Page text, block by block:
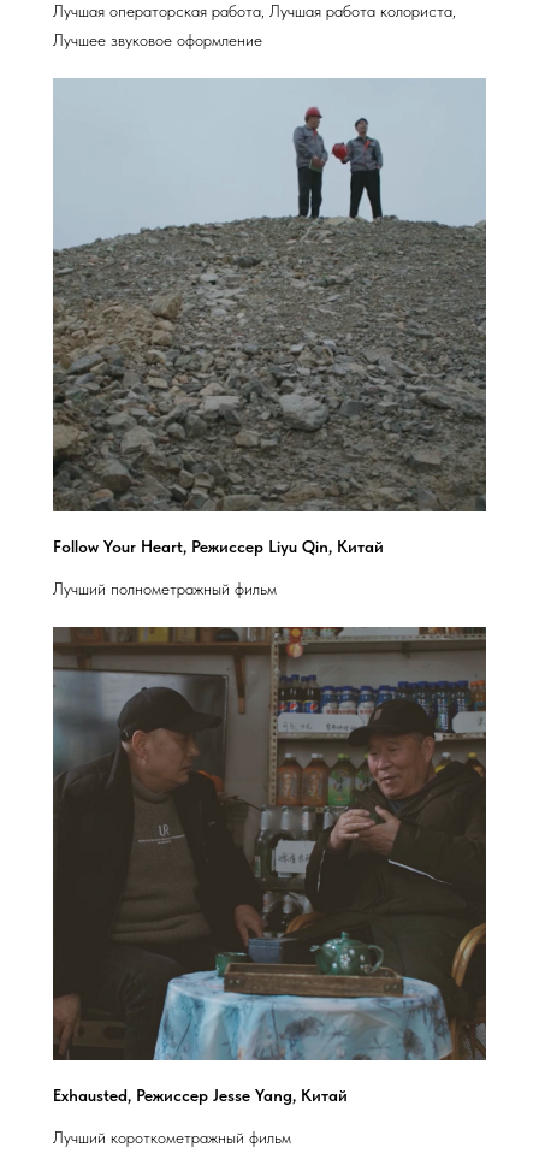
Лучшая операторская работа, Лучшая работа колориста,
Лучшее звуковое оформление
Follow Your Heart, Режиссер Liyu Qin, Китай
Лучший полнометражный фильм
Exhausted, Режиссер Jesse Yang, Китай
Лучший короткометражный фильм